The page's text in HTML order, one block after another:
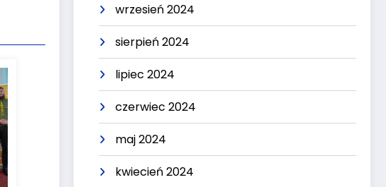
wrzesień 2024
sierpień 2024
lipiec 2024
czerwiec 2024
maj 2024
kwiecień 2024